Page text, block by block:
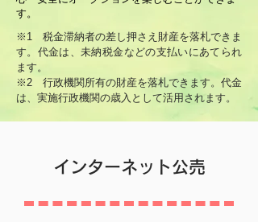
す。
※1 税金滞納者の差し押さえ財産を落札できま
す。代金は、未納税金などの支払いにあてられ
ます。
​※2 行政機関所有の財産を落札できます。代金
は、実施行政機関の歳入として活用されます。
​インターネット公売